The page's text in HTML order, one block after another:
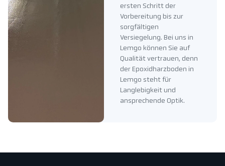
ersten Schritt der
Vorbereitung bis zur
sorgfältigen
Versiegelung. Bei uns in
Lemgo können Sie auf
Qualität vertrauen, denn
der Epoxidharzboden in
Lemgo steht für
Langlebigkeit und
ansprechende Optik.